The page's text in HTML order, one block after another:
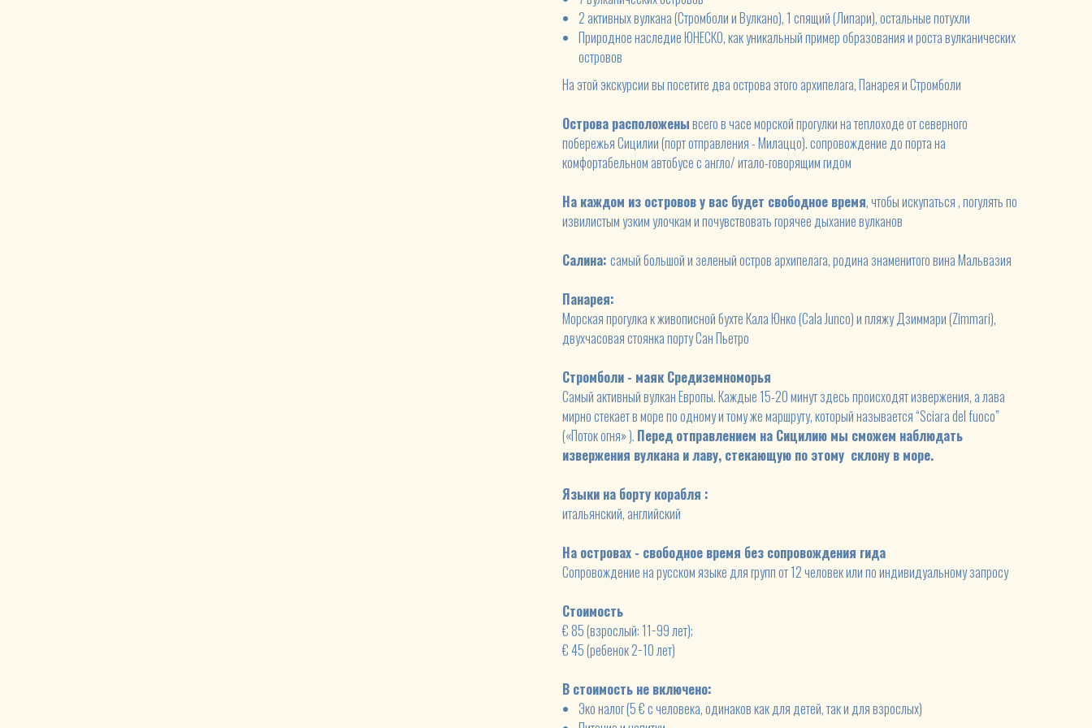
2 активных вулкана (Стромболи и Вулкано), 1 спящий (Липари), остальные потухли
Природное наследие ЮНЕСКО, как уникальный пример образования и роста вулканических
островов
На этой экскурсии вы посетите два острова этого архипелага, Панарея и Стромболи
Острова расположенывсего в часе морской прогулки на теплоходе от северного
побережья Сицилии (порт отправления - Милаццо). сопровождение до порта на
комфортабельном автобусе с англо/ итало-говорящим гидом
На каждом из островов у вас будет свободное время, чтобы искупаться , погулять по
извилистым узким улочкам и почувствовать горячее дыхание вулканов
Салина: самый большой и зеленый остров архипелага, родина знаменитого вина Мальвазия
Панарея:
Морская прогулка к живописной бухте Кала Юнко (Cala Junco) и пляжу Дзиммари (Zimmari),
двухчасовая стоянка порту Сан Пьетро
Стромболи - маяк Средиземноморья
Самый активный вулкан Европы. Каждые 15-20 минут здесь происходят извержения, а лава
мирно стекает в море по одному и тому же маршруту, который называется “Sciara del fuoco”
(«Поток огня» ). Перед отправлением на Сицилию мы сможем наблюдать
извержения вулкана и лаву, стекающую по этому склону в море.
Языки на борту корабля :
итальянский, английский
На островах - свободное время без сопровождения гида
Сопровождение на русском языке для групп от 12 человек или по индивидуальному запросу
Стоимость
€ 85 (взрослый: 11−99 лет);
€ 45 (ребенок 2−10 лет)
В стоимость не включено:
Эко налог (5 € c человека, одинаков как для детей, так и для взрослых)